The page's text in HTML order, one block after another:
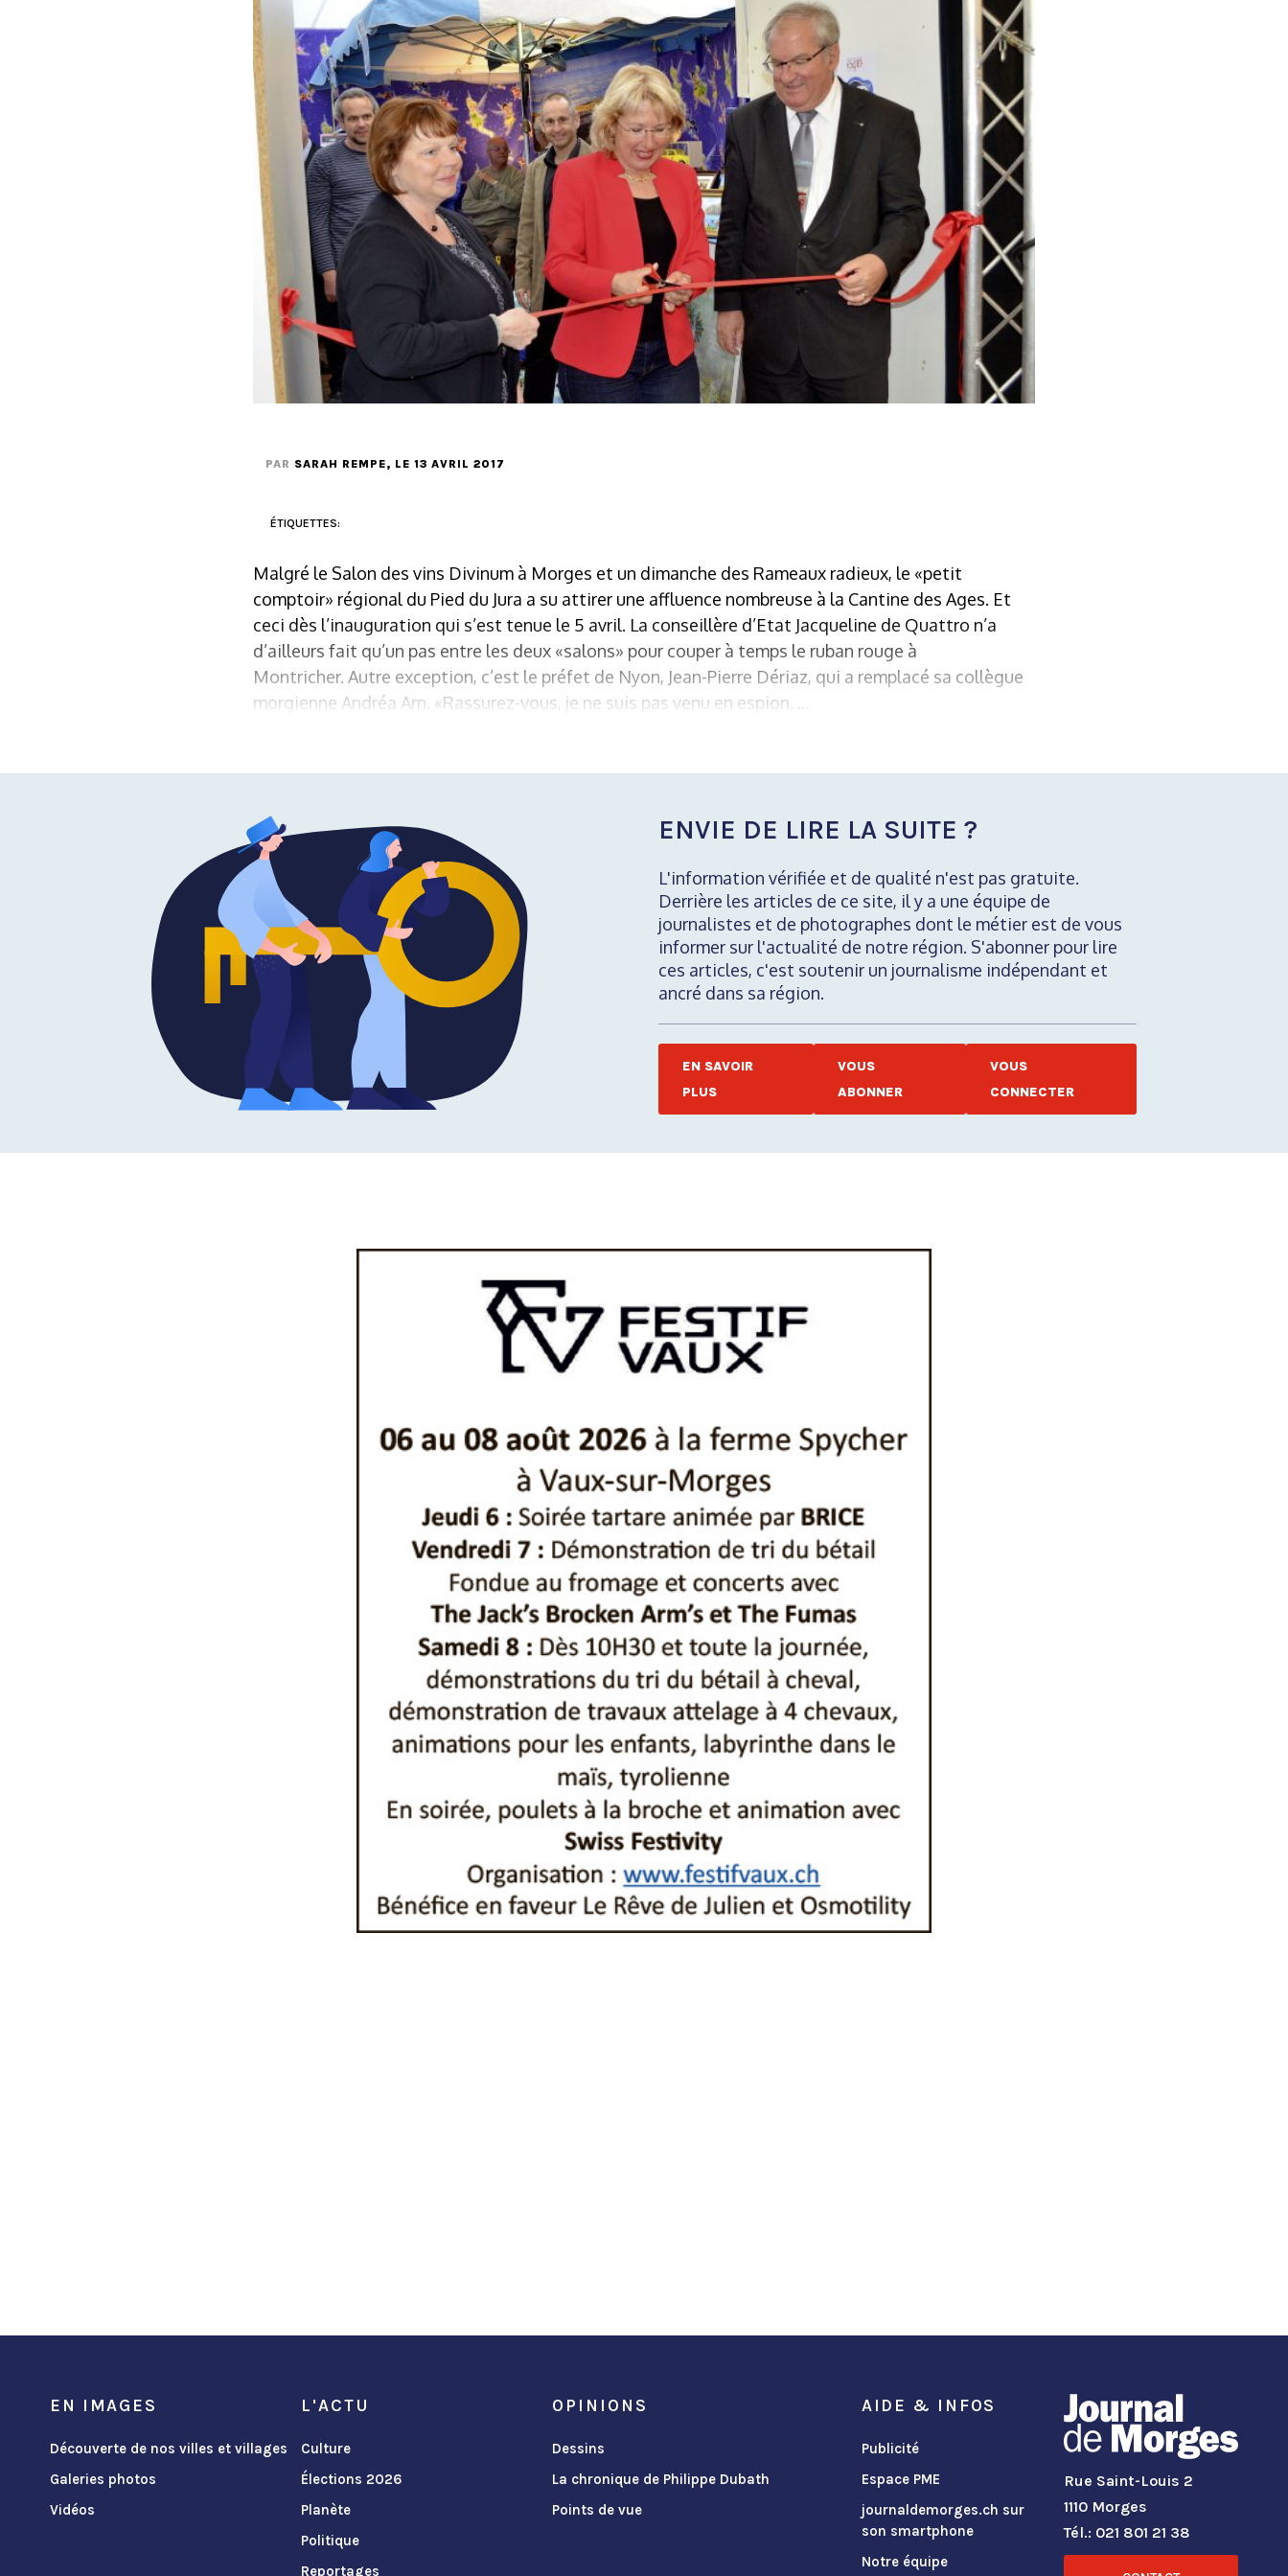
PAR SARAH REMPE, LE 13 AVRIL 2017
ÉTIQUETTES:
Malgré le Salon des vins Divinum à Morges et un dimanche des Rameaux radieux, le «petit
comptoir» régional du Pied du Jura a su attirer une affluence nombreuse à la Cantine des Ages. Et
ceci dès l’inauguration qui s’est tenue le 5 avril. La conseillère d’Etat Jacqueline de Quattro n’a
d’ailleurs fait qu’un pas entre les deux «salons» pour couper à temps le ruban rouge à
Montricher. Autre exception, c’est le préfet de Nyon, Jean-Pierre Dériaz, qui a remplacé sa collègue
morgienne Andréa Arn. «Rassurez-vous, je ne suis pas venu en espion. ...
ENVIE DE LIRE LA SUITE ?
L'information vérifiée et de qualité n'est pas gratuite.
Derrière les articles de ce site, il y a une équipe de
journalistes et de photographes dont le métier est de vous
informer sur l'actualité de notre région. S'abonner pour lire
ces articles, c'est soutenir un journalisme indépendant et
ancré dans sa région.
EN SAVOIR
PLUS
VOUS
ABONNER
VOUS
CONNECTER
EN IMAGES
Découverte de nos villes et villages
Galeries photos
Vidéos
L'ACTU
Culture
Élections 2026
Planète
Politique
Reportages
OPINIONS
Dessins
La chronique de Philippe Dubath
Points de vue
AIDE & INFOS
Publicité
Espace PME
journaldemorges.ch sur
son smartphone
Notre équipe
Rue Saint-Louis 2
1110 Morges
Tél.: 021 801 21 38